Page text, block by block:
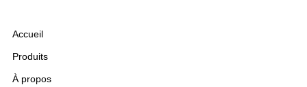
Accueil
Produits
À propos